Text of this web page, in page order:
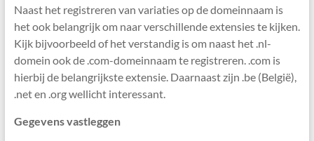
Naast het registreren van variaties op de domeinnaam is
het ook belangrijk om naar verschillende extensies te kijken.
Kijk bijvoorbeeld of het verstandig is om naast het .nl-
domein ook de .com-domeinnaam te registreren. .com is
hierbij de belangrijkste extensie. Daarnaast zijn .be (België),
.net en .org wellicht interessant.
Gegevens vastleggen